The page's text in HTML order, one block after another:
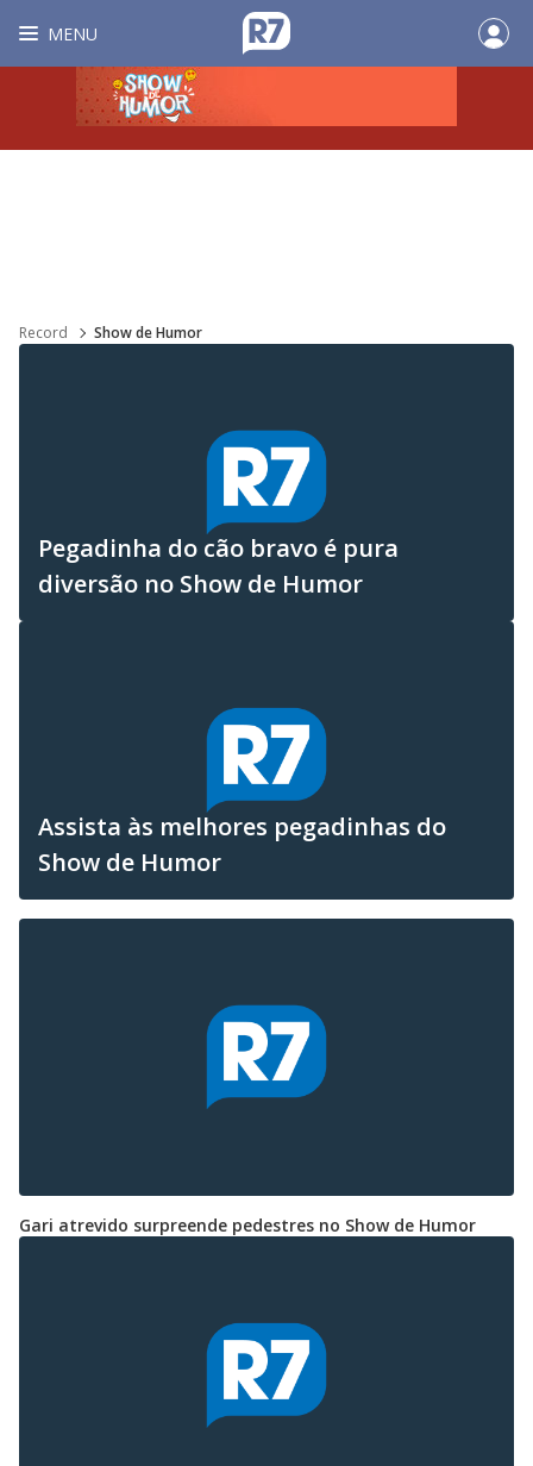
MENU
Record Show de Humor
Pegadinha do cão bravo é pura
diversão no Show de Humor
Assista às melhores pegadinhas do
Show de Humor
Gari atrevido surpreende pedestres no Show de Humor